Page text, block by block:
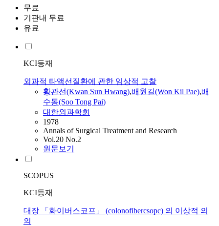
무료
기관내 무료
유료
KCI등재
외과적 타액선질환에 관한 임상적 고찰
황관선(Kwan Sun Hwang),배원길(Won Kil Pae),배
수동(Soo Tong Pai)
대한외과학회
1978
Annals of Surgical Treatment and Research
Vol.20 No.2
원문보기
SCOPUS
KCI등재
대장 「화이버스코프」 (colonofibercsopc) 의 이상적 의
의